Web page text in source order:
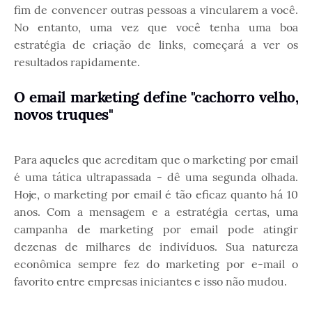
fim de convencer outras pessoas a vincularem a você.
No entanto, uma vez que você tenha uma boa
estratégia de criação de links, começará a ver os
resultados rapidamente.
O email marketing define "cachorro velho,
novos truques"
Para aqueles que acreditam que o marketing por email
é uma tática ultrapassada - dê uma segunda olhada.
Hoje, o marketing por email é tão eficaz quanto há 10
anos. Com a mensagem e a estratégia certas, uma
campanha de marketing por email pode atingir
dezenas de milhares de indivíduos. Sua natureza
econômica sempre fez do marketing por e-mail o
favorito entre empresas iniciantes e isso não mudou.